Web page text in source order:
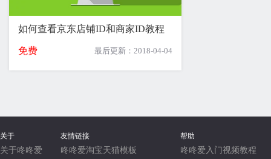
如何查看京东店铺ID和商家ID教程
免费 最后更新：2018-04-04
关于
关于咚咚爱
友情链接
咚咚爱淘宝天猫模板
帮助
咚咚爱入门视频教程